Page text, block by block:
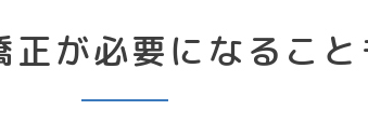
が必要になるこ